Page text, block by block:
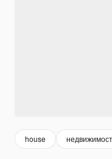
house